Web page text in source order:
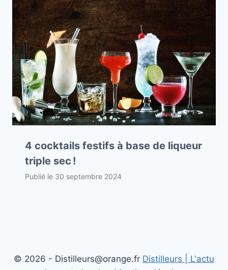
4 cocktails festifs à base de liqueur
triple sec !
Publié le 30 septembre 2024
© 2026 - Distilleurs@orange.fr Distilleurs | L'actu